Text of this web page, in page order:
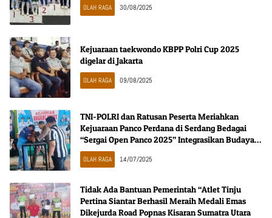
OLAH RAGA 30/08/2025
Kejuaraan taekwondo KBPP Polri Cup 2025
digelar di Jakarta
OLAH RAGA 09/08/2025
TNI-POLRI dan Ratusan Peserta Meriahkan
Kejuaraan Panco Perdana di Serdang Bedagai
“Sergai Open Panco 2025” Integrasikan Budaya
Melayu dalam Semangat Olahraga
OLAH RAGA 14/07/2025
Tidak Ada Bantuan Pemerintah “Atlet Tinju
Pertina Siantar Berhasil Meraih Medali Emas
Dikejurda Road Popnas Kisaran Sumatra Utara